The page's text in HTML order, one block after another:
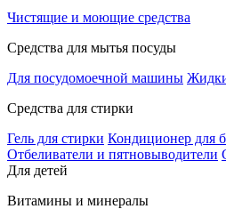
Чистящие и моющие средства
Средства для мытья посуды
Для посудомоечной машины
Средства для стирки
Гель для стирки Кондиционер для
Отбеливатели и пятновыводители
Для детей
Витамины и минералы